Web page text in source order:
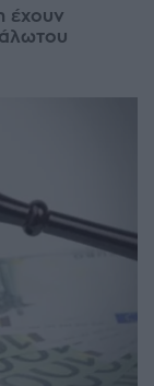
έχουν